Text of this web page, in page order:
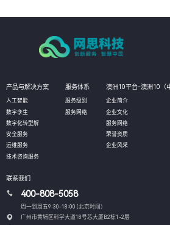
产品与解决方案
人工智能
数字孪生
数字化转型解
安全服务
运维服务
技术咨询服务
服务体系
服务级别
服务网络
澳洲10平台-澳洲10（中
企业简介
企业文化
服务网络
荣誉资质
企业风采
联系我们
400-808-5058
周一到周五9:30-18:00 (北京时间）
广州市黄埔区科学大道18号芯大厦B2栋1-2层